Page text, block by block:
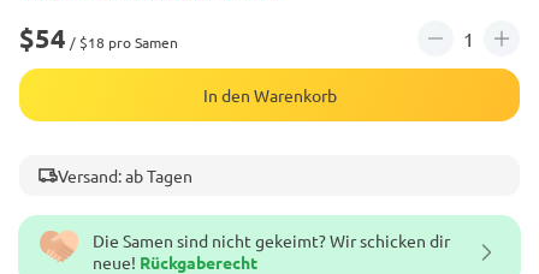
Die Samen sind nicht gekeimt? Wir schicken dir
neue! Rückgaberecht
$54 / $18 pro Samen
In den Warenkorb
Versand: ab Tagen